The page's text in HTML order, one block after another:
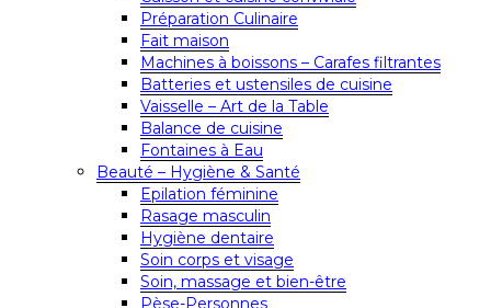
Préparation Culinaire
Fait maison
Machines à boissons – Carafes filtrantes
Batteries et ustensiles de cuisine
Vaisselle – Art de la Table
Balance de cuisine
Fontaines à Eau
Beauté – Hygiène & Santé
Epilation féminine
Rasage masculin
Hygiène dentaire
Soin corps et visage
Soin, massage et bien-être
Pèse-Personnes